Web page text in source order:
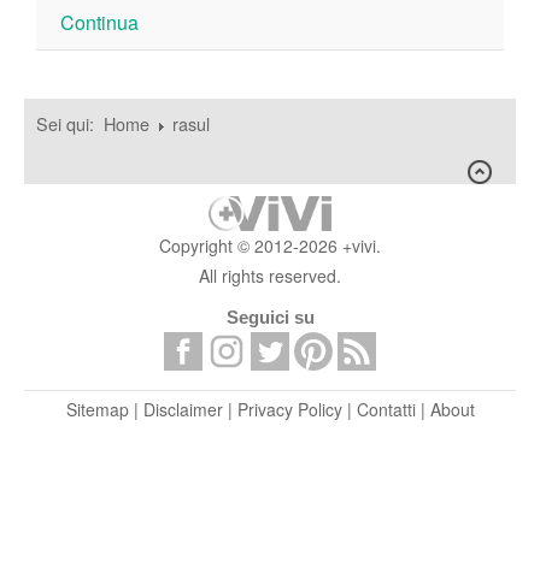
Continua
Sei qui: Home rasul
Copyright © 2012-2026 +vivi.
All rights reserved.
Seguici su
Sitemap| Disclaimer| Privacy Policy| Contatti| About